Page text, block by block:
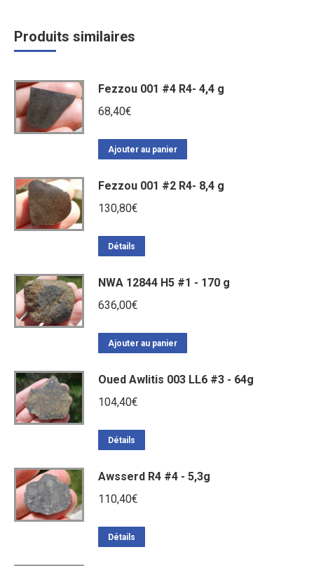
Produits similaires
Fezzou 001 #4 R4- 4,4 g
68,40€
Ajouter au panier
Fezzou 001 #2 R4- 8,4 g
130,80€
Détails
NWA 12844 H5 #1 - 170 g
636,00€
Ajouter au panier
Oued Awlitis 003 LL6 #3 - 64g
104,40€
Détails
Awsserd R4 #4 - 5,3g
110,40€
Détails